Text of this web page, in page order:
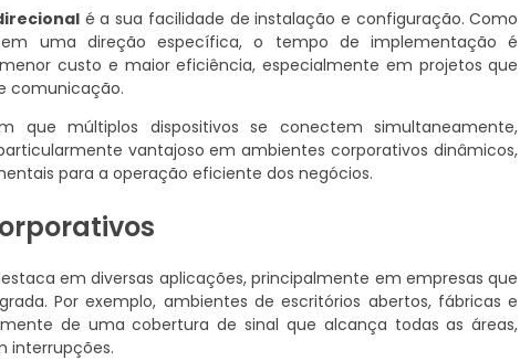
é a sua facilidade de instalação e configuração. Como
uma direção específica, o tempo de implementação é
custo e maior eficiência, especialmente em projetos que
comunicação.
que múltiplos dispositivos se conectem simultaneamente,
vantajoso em ambientes corporativos dinâmicos,
para a operação eficiente dos negócios.
em diversas aplicações, principalmente em empresas que
Por exemplo, ambientes de escritórios abertos, fábricas e
de uma cobertura de sinal que alcança todas as áreas,
interrupções.